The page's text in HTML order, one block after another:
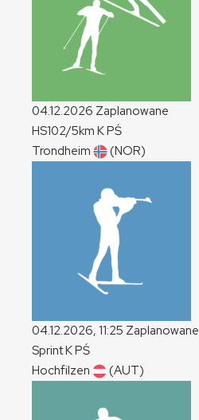
04.12.2026 Zaplanowane
HS102/5km KPŚ
Trondheim
(NOR)
04.12.2026, 11:25 Zaplanowane
SprintKPŚ
Hochfilzen
(AUT)